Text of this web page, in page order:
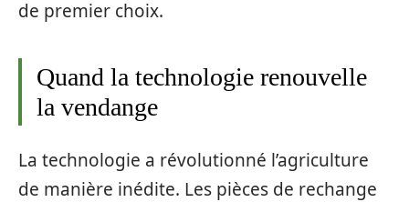
de premier choix.
Quand la technologie renouvelle
la vendange
La technologie a révolutionné l’agriculture
de manière inédite. Les pièces de rechange